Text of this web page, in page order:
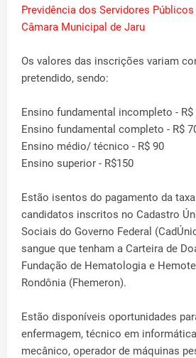
Previdência dos Servidores
Câmara Municipal de Jaru
Os valores das inscrições variam
pretendido, sendo:
Ensino fundamental incompleto - R$
Ensino fundamental completo - R$
Ensino médio/ técnico - R$ 90
Ensino superior - R$150
Estão isentos do pagamento da
candidatos inscritos no Cadastro
Sociais do Governo Federal
sangue que tenham a Carteira de
Fundação de Hematologia e
Rondônia (Fhemeron).
Estão disponíveis oportunidades
enfermagem, técnico em
mecânico, operador de máquinas